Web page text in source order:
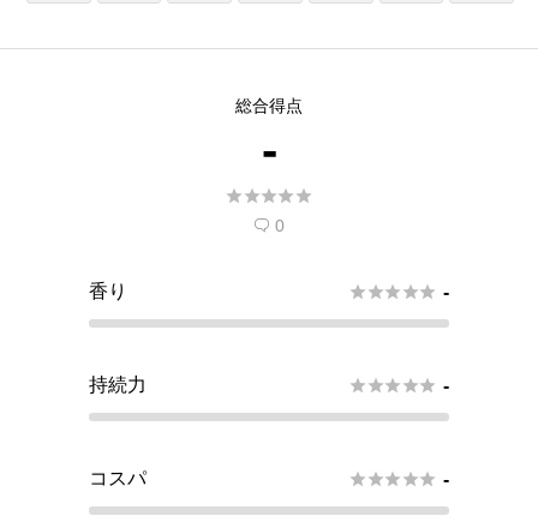
総合得点
-

 0
香り  -
持続力  -
コスパ  -